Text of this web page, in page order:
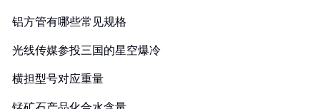
铝方管有哪些常见规格
光线传媒参投三国的星空爆冷
横担型号对应重量